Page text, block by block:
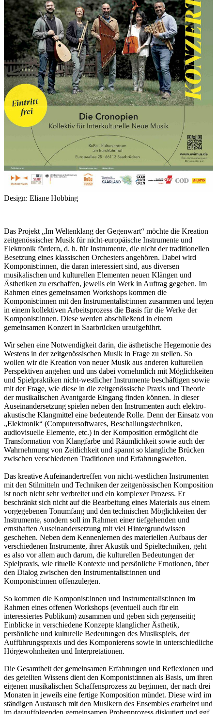
Design: Eliane Hobbing
Das Projekt „Im Weltenklang der Gegenwart“ möchte die Kreation
zeitgenössischer Musik für nicht-europäische Instrumente und
Elektronik fördern, d. h. für Instrumente, die nicht der traditionellen
Besetzung eines klassischen Orchesters angehören. Dabei wird
Komponist:innen, die daran interessiert sind, aus diversen
musikalischen und kulturellen Elementen neuen Klängen und
Ästhetiken zu erschaffen, jeweils ein Werk in Auftrag gegeben. Im
Rahmen eines gemeinsamen Workshops kommen die
Komponist:innen mit den Instrumentalist:innen zusammen und legen
in einem kollektiven Arbeitsprozess die Basis für die Werke der
Komponist:innen. Diese werden abschließend in einem
gemeinsamen Konzert in Saarbrücken uraufgeführt.
Wir sehen eine Notwendigkeit darin, die ästhetische Hegemonie des
Westens in der zeitgenössischen Musik in Frage zu stellen. So
wollen wir die Kreation von neuer Musik aus anderen kulturellen
Perspektiven angehen und uns dabei vornehmlich mit Möglichkeiten
und Spielpraktiken nicht-westlicher Instrumente beschäftigen sowie
mit der Frage, wie diese in die zeitgenössische Praxis und Theorie
der musikalischen Avantgarde Eingang finden können. In dieser
Auseinandersetzung spielen neben den Instrumenten auch elektro-
akustische Klangmittel eine bedeutende Rolle. Denn der Einsatz von
„Elektronik“ (Computersoftwares, Beschallungstechniken,
audiovisuelle Elemente, etc.) in der Komposition ermöglicht die
Transformation von Klangfarbe und Räumlichkeit sowie auch der
Wahrnehmung von Zeitlichkeit und spannt so klangliche Brücken
zwischen verschiedenen Traditionen und Erfahrungswelten.
Das kreative Aufeinandertreffen von nicht-westlichen Instrumenten
mit den Stilmitteln und Techniken der zeitgenössischen Komposition
ist noch nicht sehr verbreitet und ein komplexer Prozess. Er
beschränkt sich nicht auf die Bearbeitung eines Materials aus einem
vorgegebenen Tonumfang und den technischen Möglichkeiten der
Instrumente, sondern soll im Rahmen einer tiefgehenden und
ernsthaften Auseinandersetzung mit viel Hintergrundwissen
geschehen. Neben dem Kennenlernen des materiellen Aufbaus der
verschiedenen Instrumente, ihrer Akustik und Spieltechniken, geht
es also vor allem auch darum, die kulturellen Bedeutungen der
Spielpraxis, wie rituelle Kontexte und persönliche Emotionen, über
den Dialog zwischen den Instrumentalist:innen und
Komponist:innen offenzulegen.
So kommen die Komponist:innen und Instrumentalist:innen im
Rahmen eines offenen Workshops (eventuell auch für ein
interessiertes Publikum) zusammen und geben sich gegenseitig
Einblicke in verschiedene Konzepte klanglicher Ästhetik,
persönliche und kulturelle Bedeutungen des Musikspiels, der
Aufführungspraxis und des Komponierens sowie in unterschiedliche
Hörgewohnheiten und Interpretationen.
Die Gesamtheit der gemeinsamen Erfahrungen und Reflexionen und
des geteilten Wissens dient den Komponist:innen als Basis, um ihren
eigenen musikalischen Schaffensprozess zu beginnen, der nach drei
Monaten in jeweils eine fertige Komposition mündet. Diese wird im
ständigen Austausch mit den Musikern des Ensembles erarbeitet und